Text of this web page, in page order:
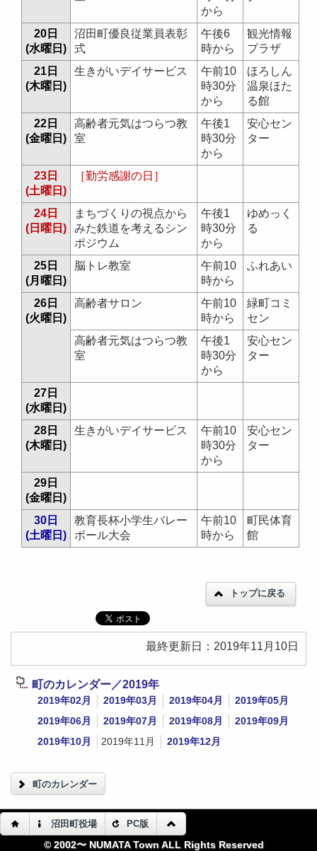
から
20日
(水曜日)
沼田町優良従業員表彰
式
午後6
時から
観光情報
プラザ
21日
(木曜日)
生きがいデイサービス
午前10
時30分
から
ほろしん
温泉ほた
る館
22日
(金曜日)
高齢者元気はつらつ教
室
午後1
時30分
から
安心セン
ター
23日
(土曜日)
［勤労感謝の日］
24日
(日曜日)
まちづくりの視点から
みた鉄道を考えるシン
ポジウム
午後1
時30分
から
ゆめっく
る
25日
(月曜日)
脳トレ教室
午前10
時から
ふれあい
26日
(火曜日)
高齢者サロン
午前10
時から
緑町コミ
セン
高齢者元気はつらつ教
室
午後1
時30分
から
安心セン
ター
27日
(水曜日)
28日
(木曜日)
生きがいデイサービス
午前10
時30分
から
安心セン
ター
29日
(金曜日)
30日
(土曜日)
教育長杯小学生バレー
ボール大会
午前10
時から
町民体育
館
トップに戻る
最終更新日：2019年11月10日
町のカレンダー／2019年
2019年02月 2019年03月 2019年04月
2019年05月
2019年06月
2019年07月 2019年08月
2019年09月
2019年10月
2019年11月 2019年12月
町のカレンダー
沼田町役場 PC版
© 2002〜 NUMATA Town ALL Rights Reserved